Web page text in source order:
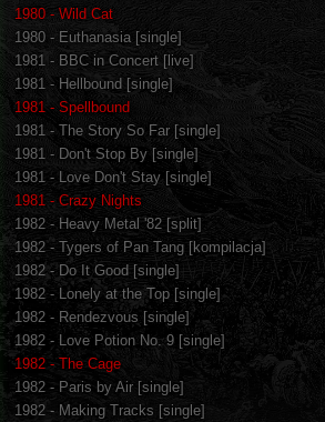
1980 - Wild Cat
1980 - Euthanasia [single]
1981 - BBC in Concert [live]
1981 - Hellbound [single]
1981 - Spellbound
1981 - The Story So Far [single]
1981 - Don't Stop By [single]
1981 - Love Don't Stay [single]
1981 - Crazy Nights
1982 - Heavy Metal '82 [split]
1982 - Tygers of Pan Tang [kompilacja]
1982 - Do It Good [single]
1982 - Lonely at the Top [single]
1982 - Rendezvous [single]
1982 - Love Potion No. 9 [single]
1982 - The Cage
1982 - Paris by Air [single]
1982 - Making Tracks [single]